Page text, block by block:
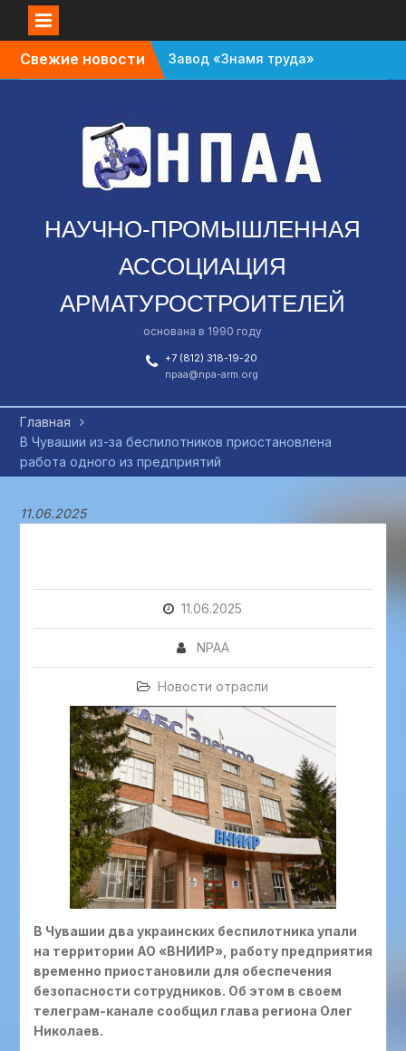
Свежие новости
Завод «Знамя труда»
планируют признать
Санкт-Петербурге
перенесли с октября
на апрель
зафиксировали спад в
промышленности
НАУЧНО-ПРОМЫШЛЕННАЯ
АССОЦИАЦИЯ
АРМАТУРОСТРОИТЕЛЕЙ
основана в 1990 году
+7 (812) 318-19-20
npaa@npa-arm.org
Главная
В Чувашии из-за беспилотников приостановлена
работа одного из предприятий
11.06.2025
11.06.2025
NPAA
Новости отрасли
В Чувашии два украинских беспилотника упали
на территории АО «ВНИИР», работу предприятия
временно приостановили для обеспечения
безопасности сотрудников. Об этом в своем
телеграм-канале сообщил глава региона Олег
Николаев.